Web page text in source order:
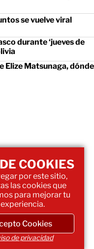
se vuelve viral
durante ‘jueves de
Elize Matsunaga, dónde
COOKIES
por este sitio,
las cookies que
para mejorar tu
experiencia.
Cookies
de privacidad